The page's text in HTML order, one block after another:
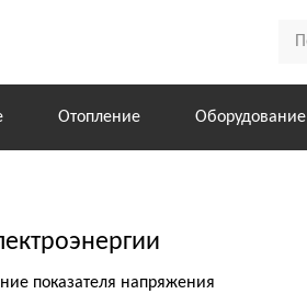
Отопление Оборудование
показателя напряжения